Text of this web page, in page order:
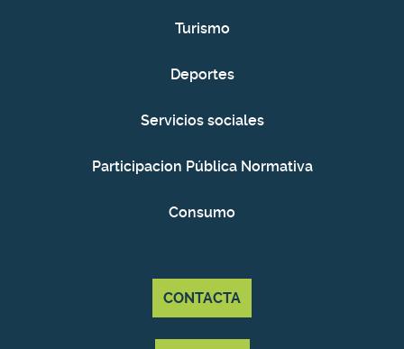
Turismo
Deportes
Servicios sociales
Participacion Pública Normativa
Consumo
CONTACTA